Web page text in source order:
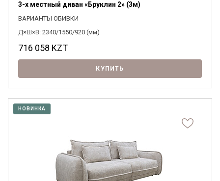
3-х местный диван «Бруклин 2» (3м)
ВАРИАНТЫ ОБИВКИ
Д×Ш×В: 2340/1550/920 (мм)
716 058 KZT
КУПИТЬ
НОВИНКА